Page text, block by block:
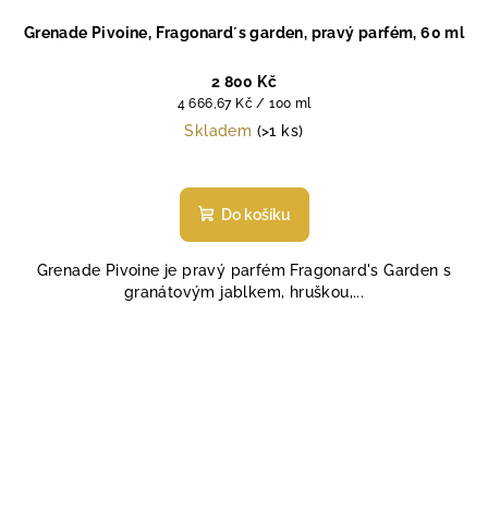
Grenade Pivoine, Fragonard´s garden, pravý parfém, 60 ml
2 800 Kč
Měrná
cena:
4 666,67 Kč / 100 ml
Skladem (>1 ks)
Do košíku
Grenade Pivoine je pravý parfém Fragonard's Garden s
granátovým jablkem, hruškou,...